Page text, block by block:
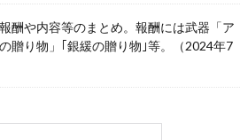
酬や内容等のまとめ。報酬には武器「ア
贈り物」｢銀緩の贈り物｣等。（2024年7